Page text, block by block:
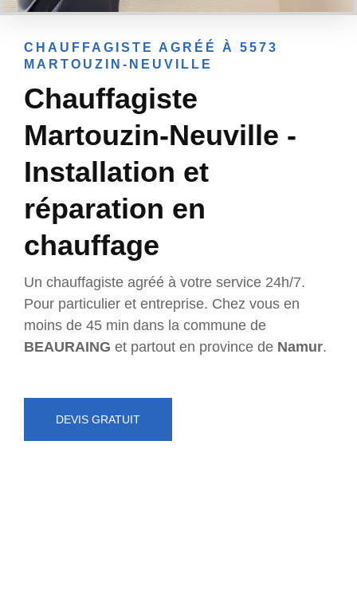
CHAUFFAGISTE AGRÉÉ À 5573
MARTOUZIN-NEUVILLE
Chauffagiste
Martouzin-Neuville -
Installation et
réparation en
chauffage
Un chauffagiste agréé à votre service 24h/7.
Pour particulier et entreprise. Chez vous en
moins de 45 min dans la commune de
BEAURAING et partout en province de Namur.
DEVIS GRATUIT